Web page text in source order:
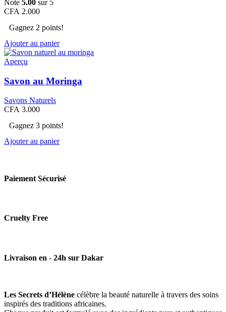
la
produit
Note 5.00 sur 5
CFA 2.000
Gagnez 2 points!
Ajouter au panier
Aperçu
Savon au Moringa
Savons Naturels
CFA 3.000
Gagnez 3 points!
Ajouter au panier
Paiement Sécurisé
Cruelty Free
Livraison en - 24h sur Dakar
Les Secrets d’Hélène célèbre la beauté naturelle à travers des soins
inspirés des traditions africaines.